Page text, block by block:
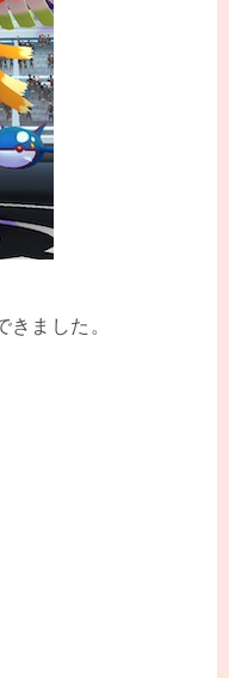
きました。